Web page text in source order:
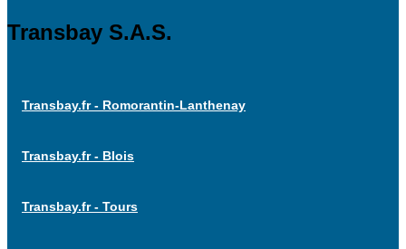
Transbay S.A.S.
Transbay.fr - Romorantin-Lanthenay
Transbay.fr - Blois
Transbay.fr - Tours